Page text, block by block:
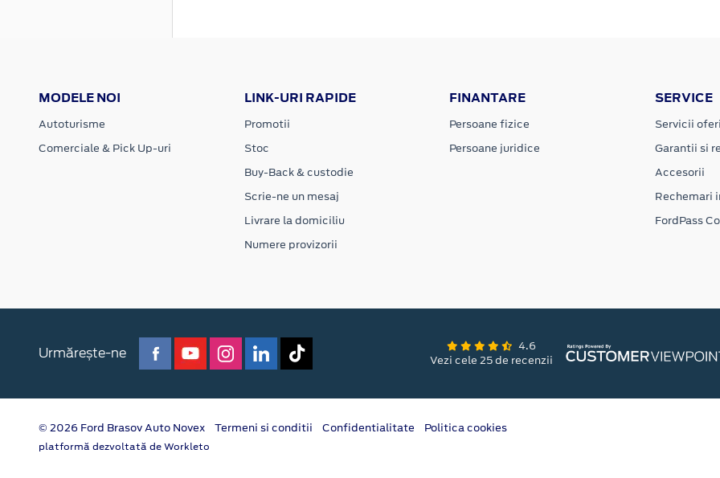
MODELE NOI
Autoturisme
Comerciale & Pick Up-uri
LINK-URI RAPIDE
Promotii
Stoc
Buy-Back & custodie
Scrie-ne un mesaj
Livrare la domiciliu
Numere provizorii
FINANTARE
Persoane fizice
Persoane juridice
SERVICE
Servicii
Garantii si
Accesorii
Rechemari
FordPass
Urmărește-ne
4.6
Vezi cele 25 de recenzii
© 2026 Ford Brasov Auto Novex Termeni si conditii Confidentialitate Politica cookies
platformă dezvoltată de Workleto